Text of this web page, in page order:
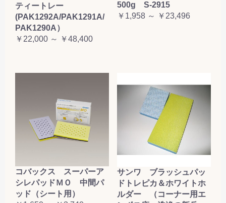
ティートレー
(PAK1292A/PAK1291A/
PAK1290A）
￥22,000 ～ ￥48,400
500g S-2915
￥1,958 ～ ￥23,496
コバックス スーパーア
シレパッドＭＯ 中間パ
ッド（シート用）
サンワ ブラッシュパッ
ドトレピカ＆ホワイトホ
ルダー （コーナー用エ